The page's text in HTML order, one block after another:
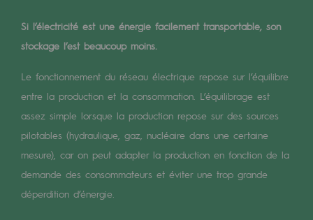
Une organisation adaptative et ouverte
Digitalisation
Transversalité et Collaboratif
Notre culture et nos valeurs
Une organisation certifiée
Si l’électricité est une énergie facilement transportable, son
stockage l’est beaucoup moins.
Le fonctionnement du réseau électrique repose sur l’équilibre
entre la production et la consommation. L’équilibrage est
assez simple lorsque la production repose sur des sources
pilotables (hydraulique, gaz, nucléaire dans une certaine
mesure), car on peut adapter la production en fonction de la
demande des consommateurs et éviter une trop grande
déperdition d’énergie.